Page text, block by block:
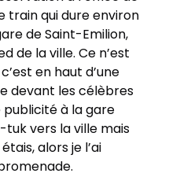
train qui dure environ
de Saint-Emilion,
de la ville. Ce n’est
en haut d’une
devant les célèbres
publicité à la gare
vers la ville mais
alors je l’ai